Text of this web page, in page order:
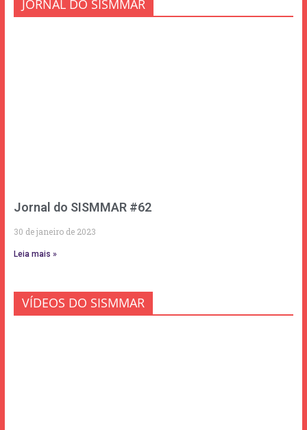
JORNAL DO SISMMAR
Jornal do SISMMAR #62
30 de janeiro de 2023
Leia mais »
VÍDEOS DO SISMMAR